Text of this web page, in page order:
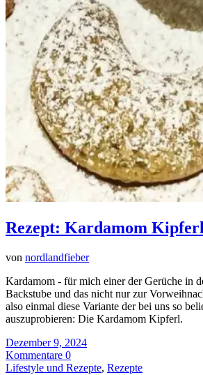
Rezept: Kardamom Kipferl
von nordlandfieber
Kardamom - für mich einer der Gerüche in
Backstube und das nicht nur zur
also einmal diese Variante der bei uns so
auszuprobieren: Die Kardamom Kipferl.
Dezember 9, 2024
Kommentare 0
Lifestyle und Rezepte, Rezepte